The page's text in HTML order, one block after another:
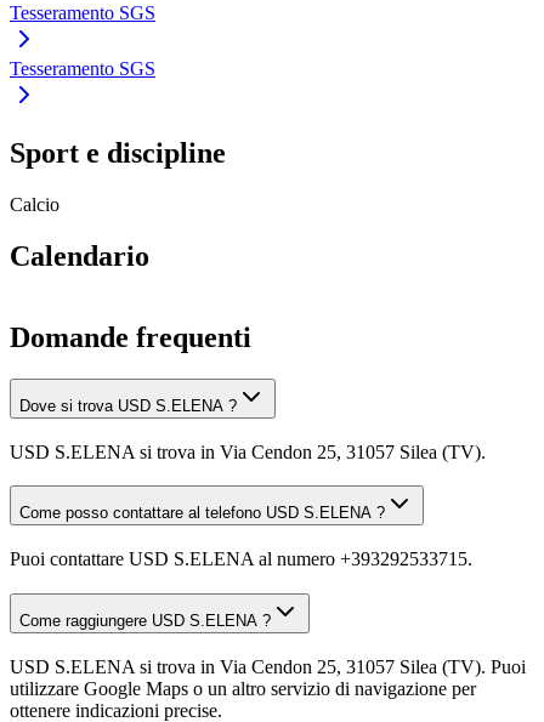
Tesseramento SGS
Tesseramento SGS
Sport e discipline
Calcio
Calendario
Domande frequenti
Dove si trova USD S.ELENA ?
USD S.ELENA si trova in Via Cendon 25, 31057 Silea (TV).
Come posso contattare al telefono USD S.ELENA ?
Puoi contattare USD S.ELENA al numero +393292533715.
Come raggiungere USD S.ELENA ?
USD S.ELENA si trova in Via Cendon 25, 31057 Silea (TV). Puoi
utilizzare Google Maps o un altro servizio di navigazione per
ottenere indicazioni precise.